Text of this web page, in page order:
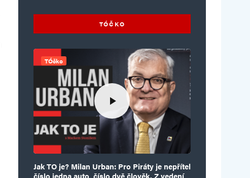
TÓČKO
TÓčko
Jak TO je? Milan Urban: Pro Piráty je nepřítel
číslo jedna auto, číslo dvě člověk. Z vedení